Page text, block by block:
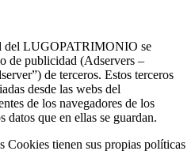
del LUGOPATRIMONIO se
de publicidad (Adservers –
de terceros. Estos terceros
desde las webs del
de los navegadores de los
datos que en ellas se guardan.
Cookies tienen sus propias políticas